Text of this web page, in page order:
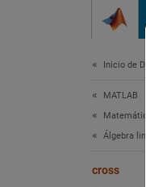
Inicio de
MATLAB
Álgebra
cross